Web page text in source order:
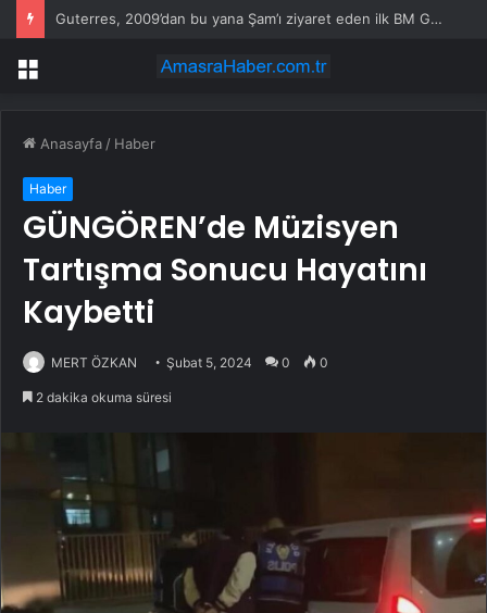
Guterres, 2009’dan bu yana Şam’ı ziyaret eden ilk BM Genel Sekreteri oldu
Menü
Anasayfa / Haber
Haber
GÜNGÖREN’de Müzisyen
Tartışma Sonucu Hayatını
Kaybetti
MERT ÖZKAN Şubat 5, 2024 0 0
2 dakika okuma süresi